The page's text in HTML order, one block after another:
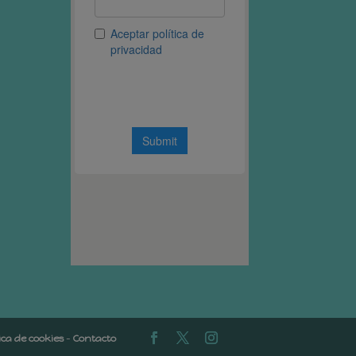
de cookies-Contacto